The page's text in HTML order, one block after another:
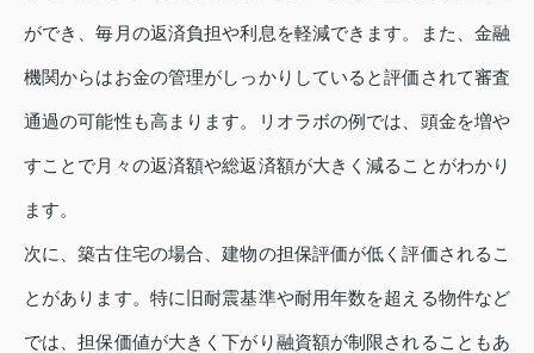
ができ、毎月の返済負担や利息を軽減できます。また、金融
機関からはお金の管理がしっかりしていると評価されて審査
通過の可能性も高まります。リオラボの例では、頭金を増や
すことで月々の返済額や総返済額が大きく減ることがわかり
ます。
次に、築古住宅の場合、建物の担保評価が低く評価されるこ
とがあります。特に旧耐震基準や耐用年数を超える物件など
では、担保価値が大きく下がり融資額が制限されることもあ